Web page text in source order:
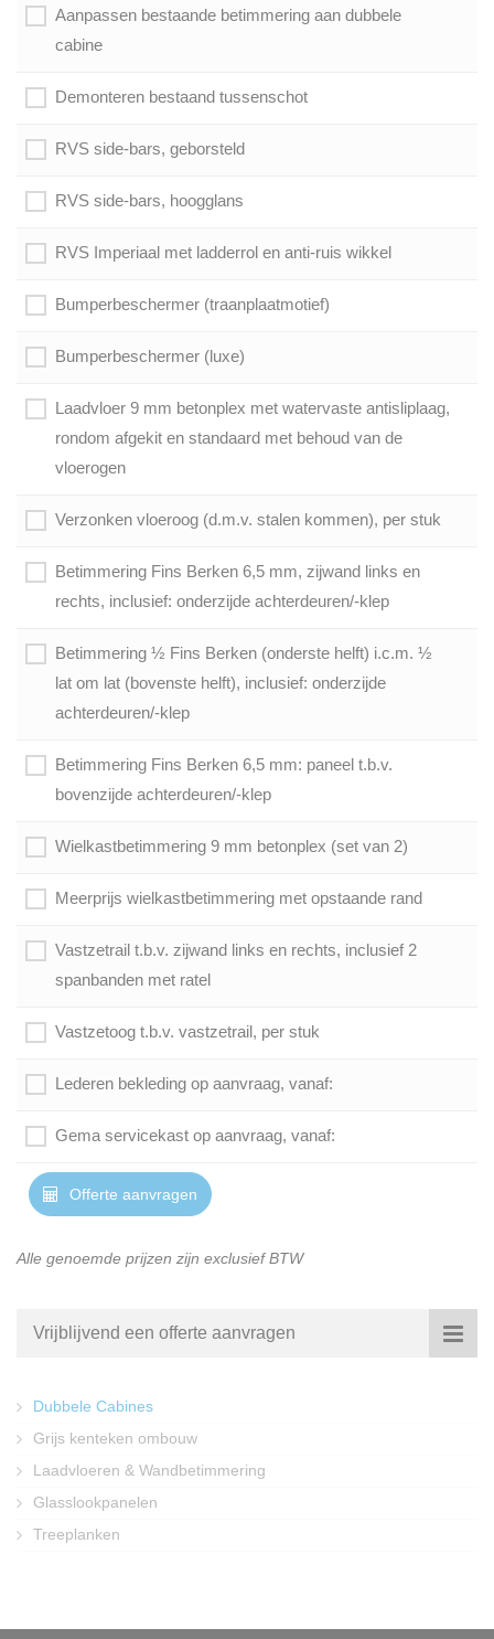
Aanpassen bestaande betimmering aan dubbele
cabine
Demonteren bestaand tussenschot
RVS side-bars, geborsteld
RVS side-bars, hoogglans
RVS Imperiaal met ladderrol en anti-ruis wikkel
Bumperbeschermer (traanplaatmotief)
Bumperbeschermer (luxe)
Laadvloer 9 mm betonplex met watervaste antisliplaag,
rondom afgekit en standaard met behoud van de
vloerogen
Verzonken vloeroog (d.m.v. stalen kommen), per stuk
Betimmering Fins Berken 6,5 mm, zijwand links en
rechts, inclusief: onderzijde achterdeuren/-klep
Betimmering ½ Fins Berken (onderste helft) i.c.m. ½
lat om lat (bovenste helft), inclusief: onderzijde
achterdeuren/-klep
Betimmering Fins Berken 6,5 mm: paneel t.b.v.
bovenzijde achterdeuren/-klep
Wielkastbetimmering 9 mm betonplex (set van 2)
Meerprijs wielkastbetimmering met opstaande rand
Vastzetrail t.b.v. zijwand links en rechts, inclusief 2
spanbanden met ratel
Vastzetoog t.b.v. vastzetrail, per stuk
Lederen bekleding op aanvraag, vanaf:
Gema servicekast op aanvraag, vanaf:
Offerte aanvragen
Alle genoemde prijzen zijn exclusief BTW
Vrijblijvend een offerte aanvragen
Dubbele Cabines
Grijs kenteken ombouw
Laadvloeren & Wandbetimmering
Glasslookpanelen
Treeplanken